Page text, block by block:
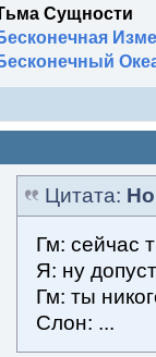
Сущности
Цитата:
Гм: сейчас
Я: ну
Гм: ты
Слон: ...